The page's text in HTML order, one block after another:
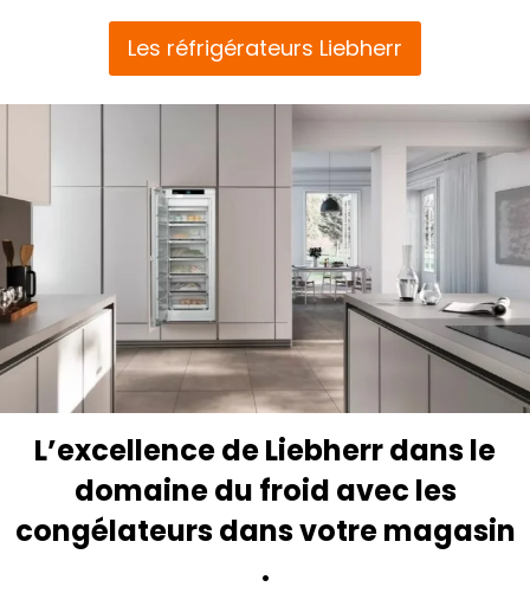
Les réfrigérateurs Liebherr
L’excellence de Liebherr dans le
domaine du froid avec les
congélateurs dans votre magasin
.